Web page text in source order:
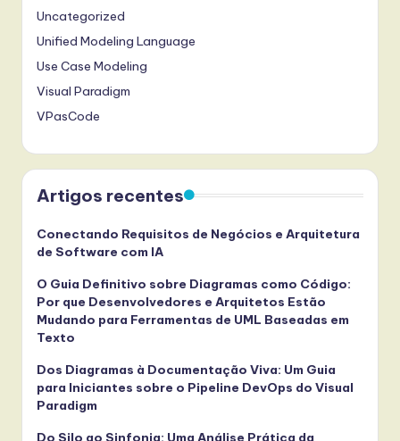
Uncategorized
Unified Modeling Language
Use Case Modeling
Visual Paradigm
VPasCode
Artigos recentes
Conectando Requisitos de Negócios e Arquitetura
de Software com IA
O Guia Definitivo sobre Diagramas como Código:
Por que Desenvolvedores e Arquitetos Estão
Mudando para Ferramentas de UML Baseadas em
Texto
Dos Diagramas à Documentação Viva: Um Guia
para Iniciantes sobre o Pipeline DevOps do Visual
Paradigm
Do Silo ao Sinfonia: Uma Análise Prática da